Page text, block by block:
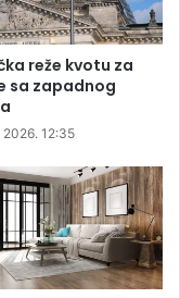
reže kvotu za
sa zapadnog
2026. 12:35